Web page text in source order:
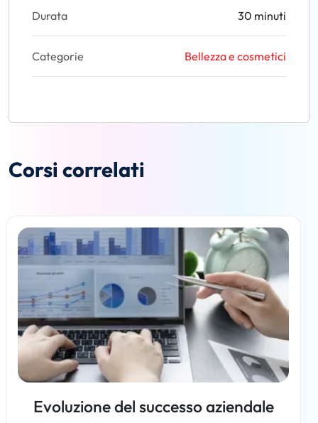
Durata 30 minuti
Categorie Bellezza e cosmetici
Corsi correlati
Evoluzione del successo aziendale